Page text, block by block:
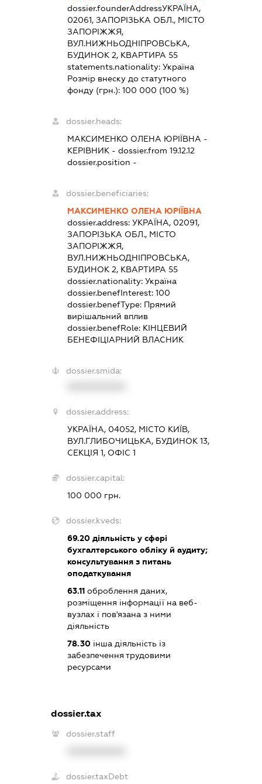
dossier.founderAddressУКРАЇНА,
02061, ЗАПОРІЗЬКА ОБЛ., МІСТО
ЗАПОРІЖЖЯ,
ВУЛ.НИЖНЬОДНІПРОВСЬКА,
БУДИНОК 2, КВАРТИРА 55
statements.nationality:Україна
Розмір внеску до статутного
фонду (грн.):100 000 (100 %)
dossier.heads:
МАКСИМЕНКО ОЛЕНА ЮРІЇВНА -
КЕРІВНИК - dossier.from 19.12.12
dossier.position -
dossier.beneficiaries:
МАКСИМЕНКО ОЛЕНА ЮРІЇВНА
dossier.address:УКРАЇНА, 02091,
ЗАПОРІЗЬКА ОБЛ., МІСТО
ЗАПОРІЖЖЯ,
ВУЛ.НИЖНЬОДНІПРОВСЬКА,
БУДИНОК 2, КВАРТИРА 55
dossier.nationality:Україна
dossier.benefInterest:100
dossier.benefType: Прямий
вирішальний вплив
dossier.benefRole: КІНЦЕВИЙ
БЕНЕФІЦІАРНИЙ ВЛАСНИК
dossier.smida:
dossier.address:
УКРАЇНА, 04052, МІСТО КИЇВ,
ВУЛ.ГЛИБОЧИЦЬКА, БУДИНОК 13,
СЕКЦІЯ 1, ОФІС 1
dossier.capital:
100 000 грн.
dossier.kveds:
69.20 діяльність у сфері
бухгалтерського обліку й аудиту;
консультування з питань
оподаткування
63.11 оброблення даних,
розміщення інформації на веб-
вузлах і пов'язана з ними
діяльність
78.30 інша діяльність із
забезпечення трудовими
ресурсами
dossier.tax
dossier.staff
dossier.taxDebt